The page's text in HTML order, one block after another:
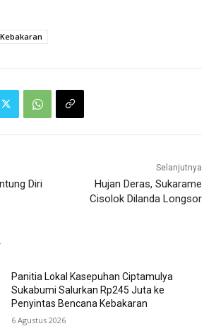
Kebakaran
Diri
Selanjutnya
Hujan Deras, Sukarame
Cisolok Dilanda Longsor
Panitia Lokal Kasepuhan Ciptamulya
Sukabumi Salurkan Rp245 Juta ke
Penyintas Bencana Kebakaran
6 Agustus 2026